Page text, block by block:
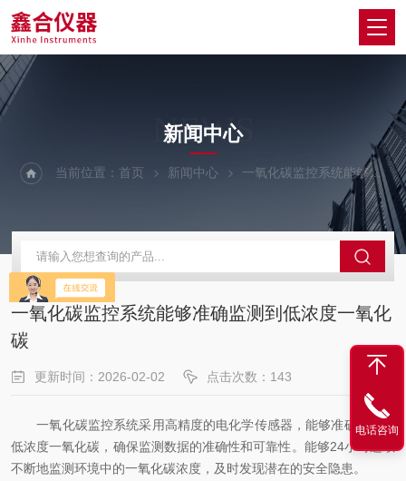
NEWS
新闻中心
当前位置：首页 新闻中心 一氧化碳监控系统能够准确监测到低浓度一氧化碳
一氧化碳监控系统能够准确监测到低浓度一氧化
碳
更新时间：2026-02-02 点击次数：143
一氧化碳监控系统采用高精度的电化学传感器，能够准确监测到
低浓度一氧化碳，确保监测数据的准确性和可靠性。能够24小时连续
不断地监测环境中的一氧化碳浓度，及时发现潜在的安全隐患。
电话咨询